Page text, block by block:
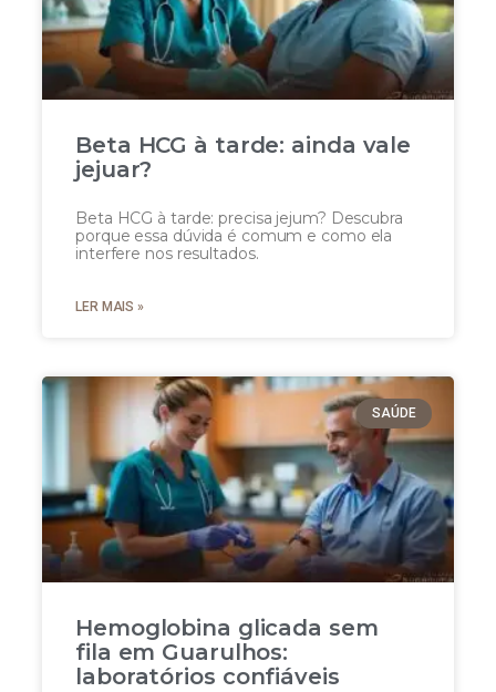
Beta HCG à tarde: ainda vale
jejuar?
Beta HCG à tarde: precisa jejum? Descubra
porque essa dúvida é comum e como ela
interfere nos resultados.
LER MAIS »
SAÚDE
Hemoglobina glicada sem
fila em Guarulhos:
laboratórios confiáveis